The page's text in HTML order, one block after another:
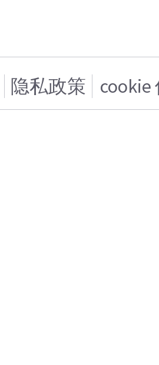
隐私政策 cookie